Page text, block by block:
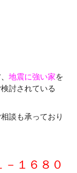
地震に強い家を
討されている
談も承っており
－１６８０